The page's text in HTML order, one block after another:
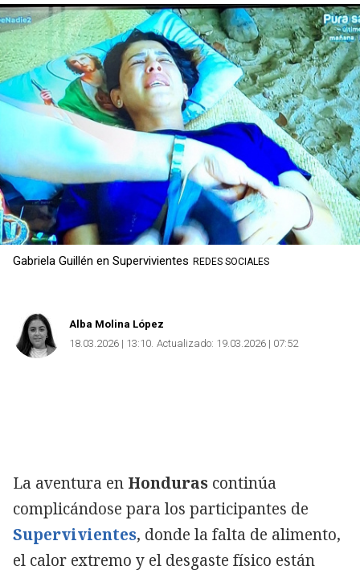
Gabriela Guillén en Supervivientes REDES SOCIALES
Alba Molina López
18.03.2026 | 13:10 Actualizado: 19.03.2026 | 07:52
La aventura en Honduras continúa
complicándose para los participantes de
Supervivientes, donde la falta de alimento,
el calor extremo y el desgaste físico están